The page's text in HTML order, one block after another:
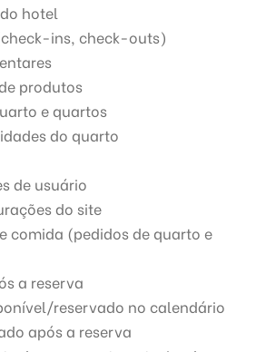
hotel
ins, check-outs)
produtos
e quartos
do quarto
de usuário
do site
comida (pedidos de quarto e
a reserva
reservado no calendário
após a reserva